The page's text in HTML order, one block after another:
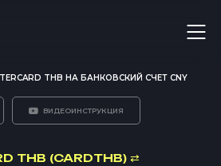
THB НА БАНКОВСКИЙ СЧЕТ CNY
ВИДЕОИНСТРУКЦИЯ
THB (CARDTHB) ⇄